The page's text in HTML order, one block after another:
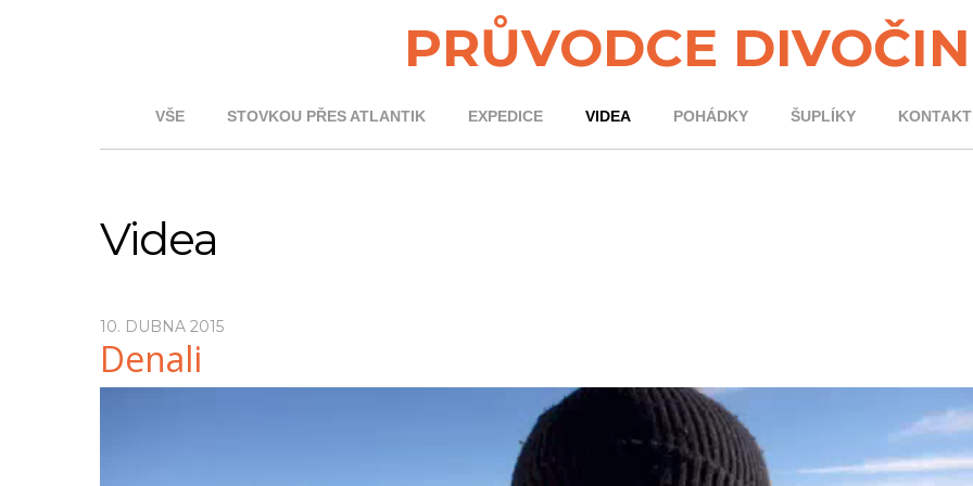
PRŮVODCE
VŠE STOVKOU PŘES ATLANTIK EXPEDICE VIDEA POHÁDKY ŠUPLÍKY KONTAKT
Videa
10. DUBNA 2015
Denali